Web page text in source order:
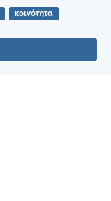
κοινότητα